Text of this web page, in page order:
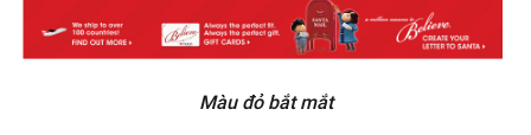
Màu đỏ bắt mắt